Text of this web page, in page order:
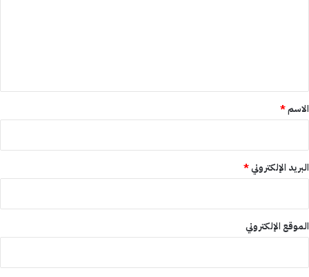
*
الاسم*
البريد الإلكتروني*
الموقع الإلكتروني